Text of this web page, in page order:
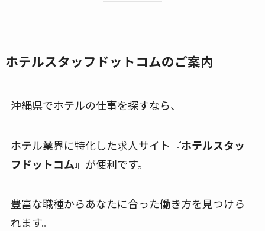
ホテルスタッフドットコムのご案内
沖縄県でホテルの仕事を探すなら、
ホテル業界に特化した求人サイト 『ホテルスタッ
フドットコム』 が便利です。
豊富な職種からあなたに合った働き方を見つけら
れます。